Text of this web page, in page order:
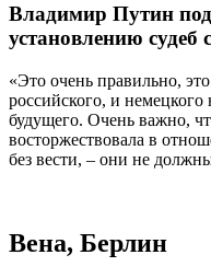
Владимир Путин
установлению судеб
«Это очень правильно,
российского, и
будущего. Очень важно,
восторжествовала в
без вести, – они не
Вена, Берлин